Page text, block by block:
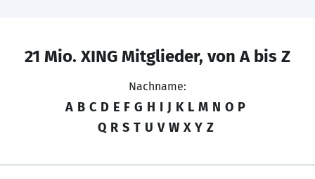
21 Mio. XING Mitglieder, von A bis Z
Nachname:
A B C D E F G H I J K L M N O P
Q R S T U V W X Y Z